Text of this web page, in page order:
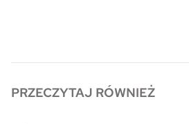
PRZECZYTAJ RÓWNIEŻ
Skwer Witosa w Piastowie